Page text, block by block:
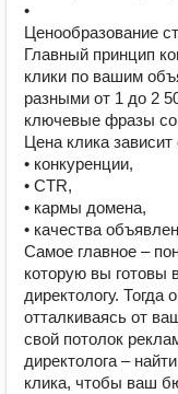
•
Ценообразование
Главный принцип
клики по вашим
разными от 1 до 2
ключевые фразы
Цена клика зависит
• конкуренции,
• CTR,
• кармы домена,
• качества
Самое главное –
которую вы готовы
директологу. Тогда
отталкиваясь от
свой потолок
директолога –
клика, чтобы ваш